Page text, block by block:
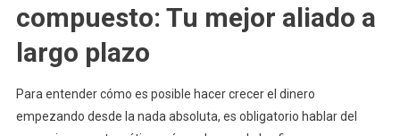
compuesto: Tu mejor aliado a
largo plazo
Para entender cómo es posible hacer crecer el dinero
empezando desde la nada absoluta, es obligatorio hablar del